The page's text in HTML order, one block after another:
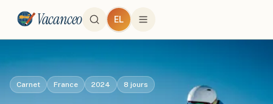
Vacanceo EL
Carnet France 2024 8 jours